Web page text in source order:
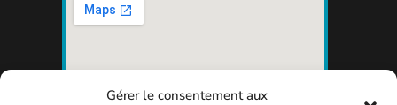
Gérer le consentement aux